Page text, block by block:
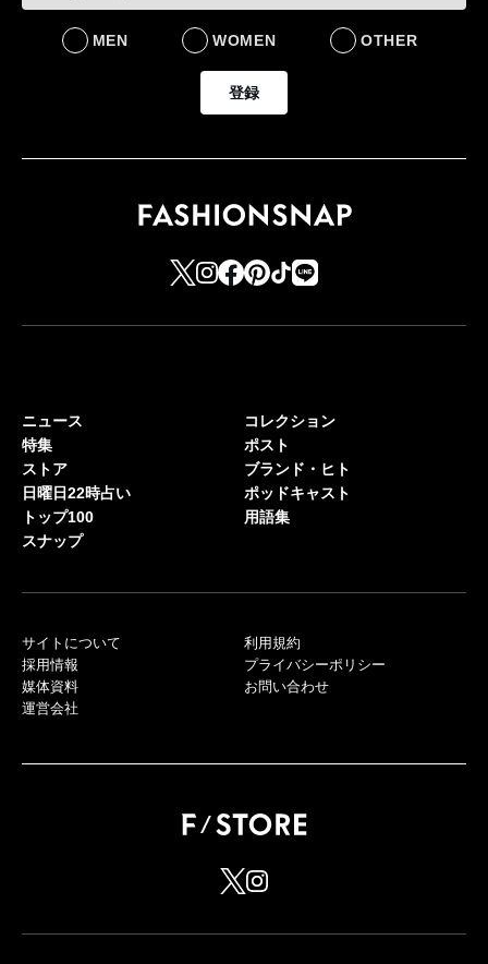
MEN WOMEN OTHER
登録
ニュース
特集
ストア
日曜日22時占い
トップ100
スナップ
コレクション
ポスト
ブランド・ヒト
ポッドキャスト
用語集
サイトについて
採用情報
媒体資料
運営会社
利用規約
プライバシーポリシー
お問い合わせ